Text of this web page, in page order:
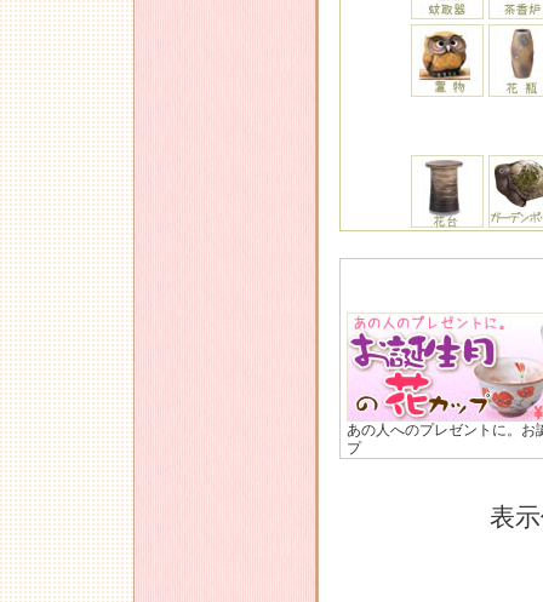
あの人へのプレゼントに。お
プ
表